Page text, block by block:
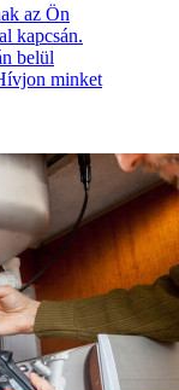
az Ön
kapcsán.
belül
minket